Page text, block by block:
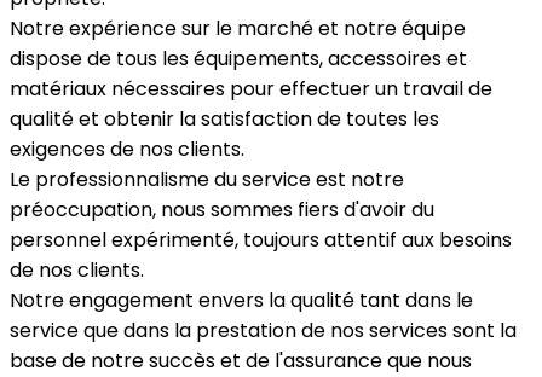
Notre expérience sur le marché et notre équipe
dispose de tous les équipements, accessoires et
matériaux nécessaires pour effectuer un travail de
qualité et obtenir la satisfaction de toutes les
exigences de nos clients.
Le professionnalisme du service est notre
préoccupation, nous sommes fiers d'avoir du
personnel expérimenté, toujours attentif aux besoins
de nos clients.
Notre engagement envers la qualité tant dans le
service que dans la prestation de nos services sont la
base de notre succès et de l'assurance que nous